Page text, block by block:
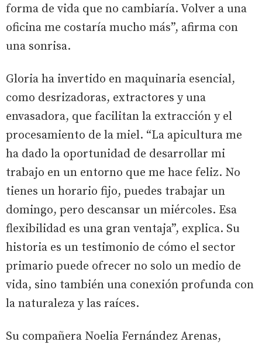
forma de vida que no cambiaría. Volver a una
oficina me costaría mucho más”, afirma con
una sonrisa.
Gloria ha invertido en maquinaria esencial,
como desrizadoras, extractores y una
envasadora, que facilitan la extracción y el
procesamiento de la miel. “La apicultura me
ha dado la oportunidad de desarrollar mi
trabajo en un entorno que me hace feliz. No
tienes un horario fijo, puedes trabajar un
domingo, pero descansar un miércoles. Esa
flexibilidad es una gran ventaja”, explica. Su
historia es un testimonio de cómo el sector
primario puede ofrecer no solo un medio de
vida, sino también una conexión profunda con
la naturaleza y las raíces.
Su compañera Noelia Fernández Arenas,